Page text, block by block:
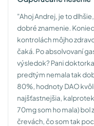
"Ahoj Andrej, je to
dobré znamenie.
kontrolách môjho
čaká. Po absolvovaní
výsledok? Pani
predtým nemala tak
80%, hodnoty DAO
najšťastnejšia,
70mg som ho mala) bol
črevách, čo som tak